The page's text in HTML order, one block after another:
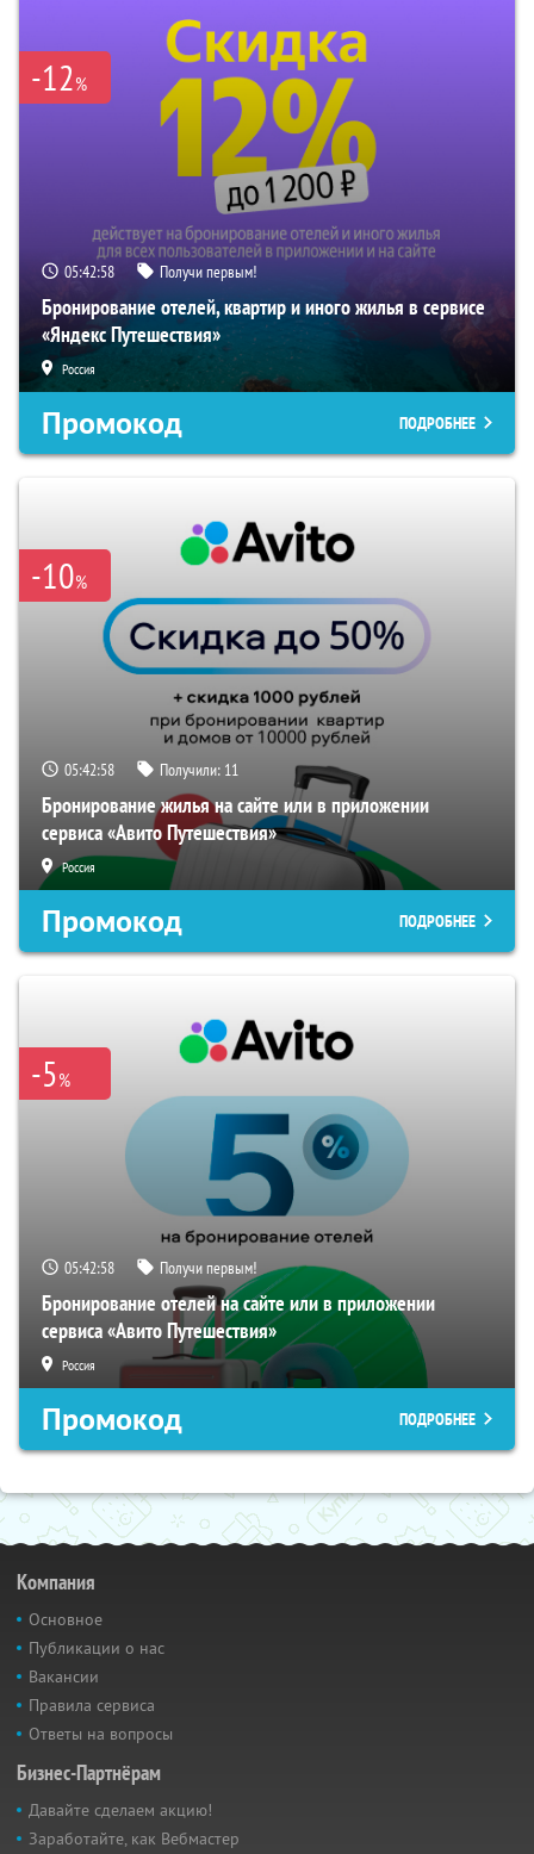
-12%
05:42:57 Получи первым!
Бронирование отелей, квартир и иного жилья в сервисе
«Яндекс Путешествия»
Россия
Промокод ПОДРОБНЕЕ
-10%
05:42:57 Получили: 11
Бронирование жилья на сайте или в приложении
сервиса «Авито Путешествия»
Россия
Промокод ПОДРОБНЕЕ
-5%
05:42:57 Получи первым!
Бронирование отелей на сайте или в приложении
сервиса «Авито Путешествия»
Россия
Промокод ПОДРОБНЕЕ
Компания
Основное
Публикации о нас
Вакансии
Правила сервиса
Ответы на вопросы
Бизнес-Партнёрам
Давайте сделаем акцию!
Заработайте, как Вебмастер